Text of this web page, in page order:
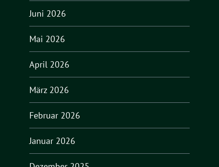
Juni 2026
Mai 2026
April 2026
März 2026
Februar 2026
Januar 2026